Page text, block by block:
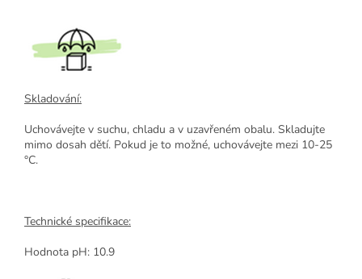
Skladování:
Uchovávejte v suchu, chladu a v uzavřeném obalu. Skladujte
mimo dosah dětí. Pokud je to možné, uchovávejte mezi 10-25
°C.
Technické specifikace:
Hodnota pH: 10.9